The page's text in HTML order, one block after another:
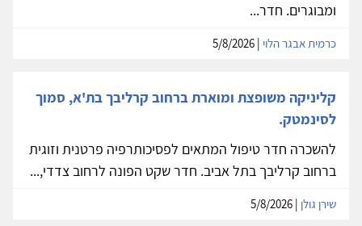
ומבוגרים. חדר...
כרמית אבגר הלוי
קליניקה משופצת ומוארת ברחוב קרליבך בת'א, סמוך
לסינמטק.
להשכרה חדר טיפול המתאים לפסיכותרפיה פרטנית וזוגית
ברחוב קרליבך בתל אביב. חדר שקט הפונה לרחוב צדדי,...
שירן גולן